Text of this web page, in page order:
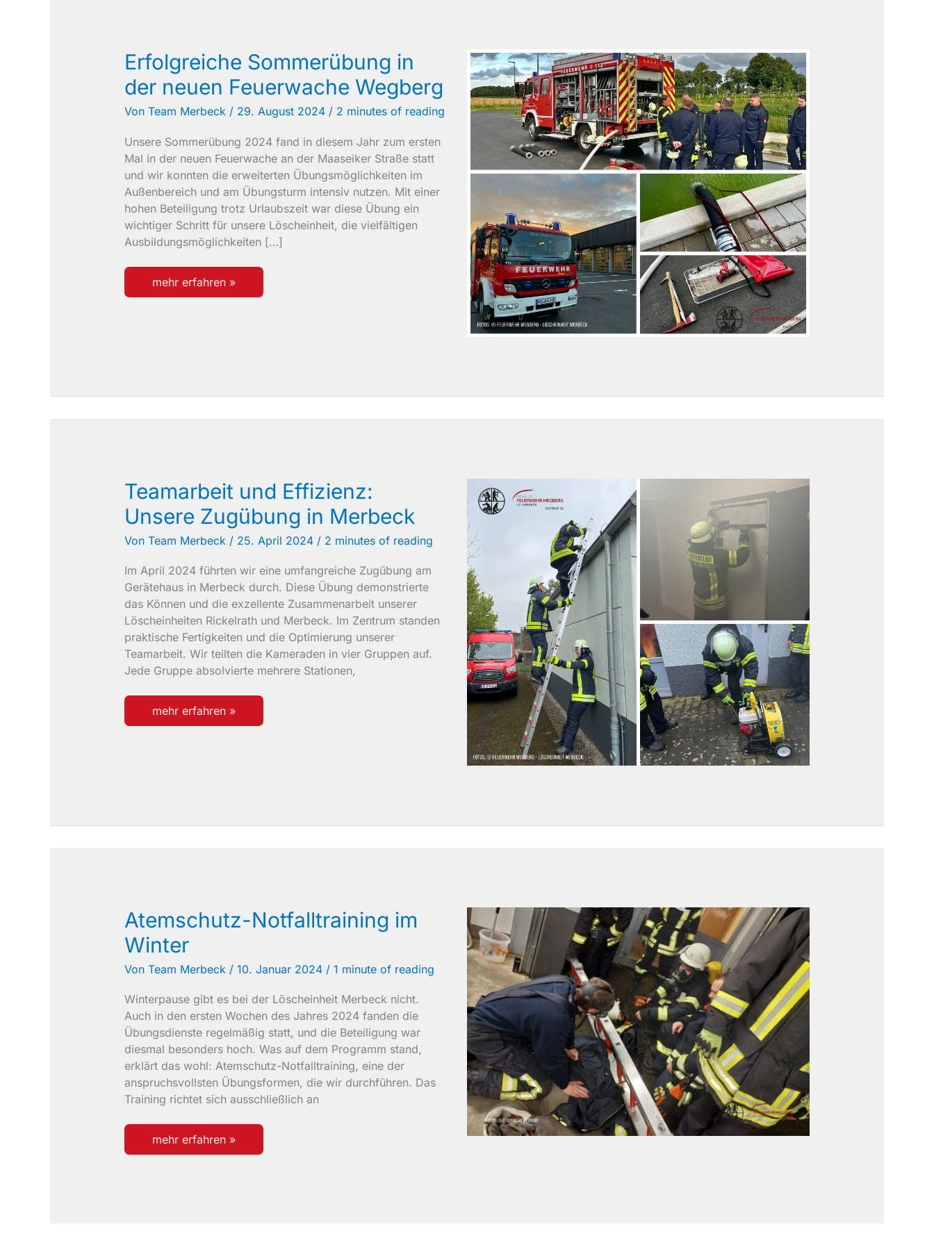
Erfolgreiche Sommerübung in
der neuen Feuerwache Wegberg
Von Team Merbeck / 29. August 2024 / 2 minutes of reading
Unsere Sommerübung 2024 fand in diesem Jahr zum ersten
Mal in der neuen Feuerwache an der Maaseiker Straße statt
und wir konnten die erweiterten Übungsmöglichkeiten im
Außenbereich und am Übungsturm intensiv nutzen. Mit einer
hohen Beteiligung trotz Urlaubszeit war diese Übung ein
wichtiger Schritt für unsere Löscheinheit, die vielfältigen
Ausbildungsmöglichkeiten […]
erfolgreiche
mehr erfahren »
Teamarbeit und Effizienz:
Unsere Zugübung in Merbeck
Von Team Merbeck / 25. April 2024 / 2 minutes of reading
Im April 2024 führten wir eine umfangreiche Zugübung am
Gerätehaus in Merbeck durch. Diese Übung demonstrierte
das Können und die exzellente Zusammenarbeit unserer
Löscheinheiten Rickelrath und Merbeck. Im Zentrum standen
praktische Fertigkeiten und die Optimierung unserer
Teamarbeit. Wir teilten die Kameraden in vier Gruppen auf.
Jede Gruppe absolvierte mehrere Stationen,
teamarbeit
mehr erfahren »
Atemschutz-Notfalltraining im
Winter
Von Team Merbeck / 10. Januar 2024 / 1 minute of reading
Winterpause gibt es bei der Löscheinheit Merbeck nicht.
Auch in den ersten Wochen des Jahres 2024 fanden die
Übungsdienste regelmäßig statt, und die Beteiligung war
diesmal besonders hoch. Was auf dem Programm stand,
erklärt das wohl: Atemschutz-Notfalltraining, eine der
anspruchsvollsten Übungsformen, die wir durchführen. Das
Training richtet sich ausschließlich an
atemschutz-
mehr erfahren »